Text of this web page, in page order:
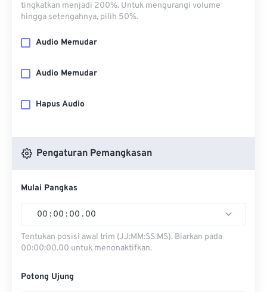
tingkatkan menjadi 200%. Untuk mengurangi volume
hingga setengahnya, pilih 50%.
Audio Memudar
Audio Memudar
Hapus Audio
Pengaturan Pemangkasan
Mulai Pangkas
00 : 00 : 00 . 00
Tentukan posisi awal trim (JJ:MM:SS.MS). Biarkan pada
00:00:00.00 untuk menonaktifkan.
Potong Ujung